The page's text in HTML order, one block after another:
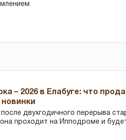
– 2026 в Елабуге: что
после двухгодичного перерыва
проходит на Ипподроме и